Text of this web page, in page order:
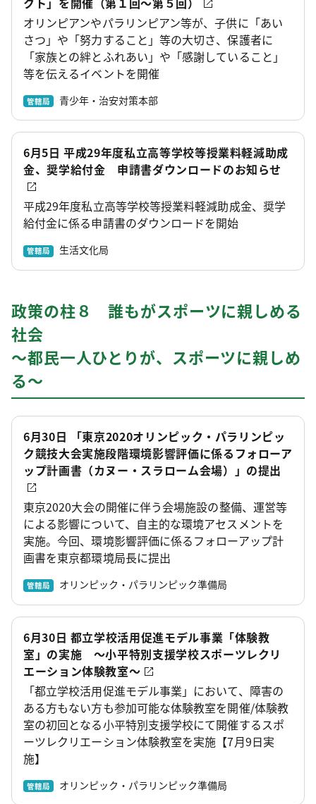
オリンピアンやパラリンピアン等が、子供に「あい
さつ」や「努力すること」等の大切さ、保護者に
「家族との絆とふれあい」や「感謝していること」
等を伝えるイベントを開催
管轄局 青少年・治安対策本部
6月5日 平成29年度私立高等学校等授業料軽減助成
金、奨学給付金 申請書ダウンロードのお知らせ
平成29年度私立高等学校等授業料軽減助成金、奨学
給付金に係る申請書のダウンロードを開始
管轄局 生活文化局
政策の柱８ 誰もがスポーツに親しめる
社会
～都民一人ひとりが、スポーツに親しめ
る～
6月30日 「東京2020オリンピック・パラリンピッ
ク競技大会実施段階環境影響評価に係るフォローア
ップ計画書（カヌー・スラローム会場）」の提出
東京2020大会の開催に伴う会場施設の整備、運営等
による影響について、自主的な環境アセスメントを
実施。今回、環境影響評価に係るフォローアップ計
画書を東京都環境局長に提出
管轄局 オリンピック・パラリンピック準備局
6月30日 都立学校活用促進モデル事業「体験教
室」の実施 ～小平特別支援学校スポーツレクリ
エーション体験教室～
「都立学校活用促進モデル事業」において、障害の
ある方もない方も参加可能な体験教室を開催/体験教
室の初回となる小平特別支援学校にて開催するスポ
ーツレクリエーション体験教室を実施【7月9日実
施】
管轄局 オリンピック・パラリンピック準備局